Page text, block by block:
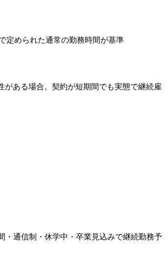
定められた通常の勤務時間が基準
ある場合。契約が短期間でも実態で継続雇
・通信制・休学中・卒業見込みで継続勤務予